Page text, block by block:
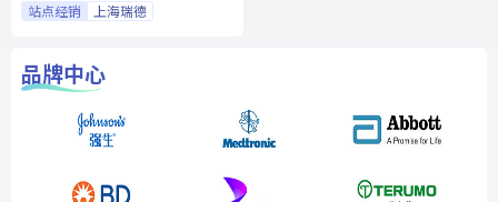
站点经销 上海瑞德
品牌中心